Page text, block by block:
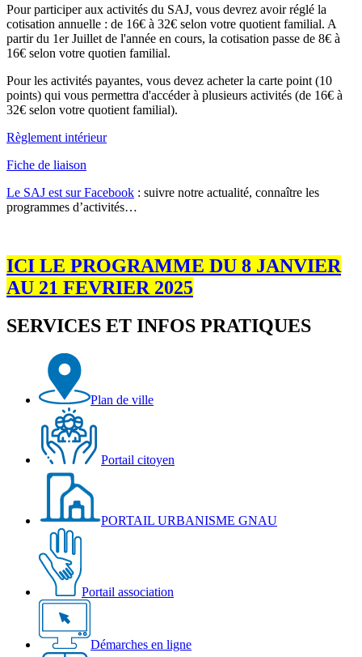
Pour participer aux activités du SAJ, vous devrez avoir réglé la
cotisation annuelle : de 16€ à 32€ selon votre quotient familial. A
partir du 1er Juillet de l'année en cours, la cotisation passe de 8€ à
16€ selon votre quotien familial.
Pour les activités payantes, vous devez acheter la carte point (10
points) qui vous permettra d'accéder à plusieurs activités (de 16€ à
32€ selon votre quotient familial).
Règlement intérieur
Fiche de liaison
Le SAJ est sur Facebook : suivre notre actualité, connaître les
programmes d’activités…
ICI LE PROGRAMME DU 8 JANVIER
AU 21 FEVRIER 2025
SERVICES ET INFOS PRATIQUES
Plan de ville
Portail citoyen
PORTAIL URBANISME GNAU
Portail association
Démarches en ligne